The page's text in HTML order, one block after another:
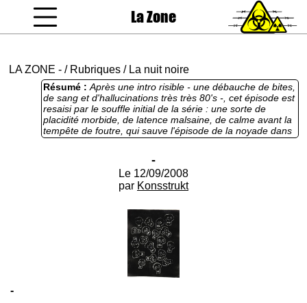
La Zone
LA ZONE - / Rubriques / La nuit noire
Résumé : Après une intro risible - une débauche de bites,
de sang et d'hallucinations très très 80's -, cet épisode est
resaisi par le souffle initial de la série : une sorte de
placidité morbide, de latence malsaine, de calme avant la
tempête de foutre, qui sauve l'épisode de la noyade dans
la merde. Un 3/4 de très bon texte.
-
Le 12/09/2008
par Konsstrukt
-